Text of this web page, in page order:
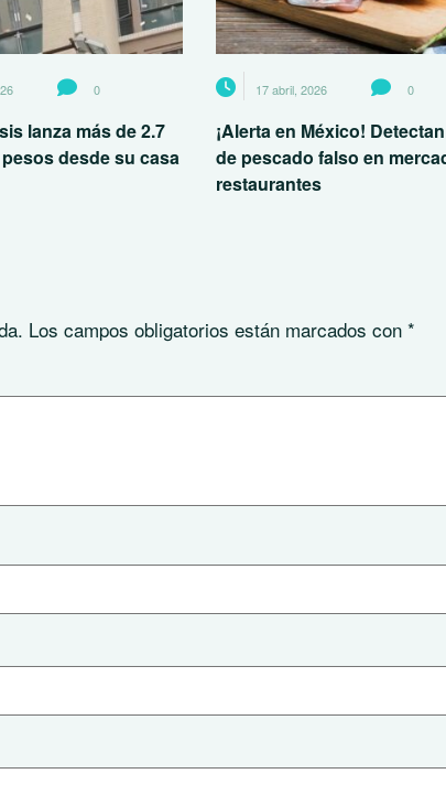
0
lanza más de 2.7
desde su casa
17 abril, 2026 0
¡Alerta en México!
de pescado falso en
restaurantes
Los campos obligatorios están marcados con *